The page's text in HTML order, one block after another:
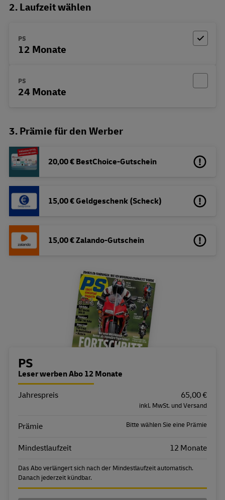
2. Laufzeit wählen
PS
12 Monate
PS
24 Monate
3. Prämie für den Werber
20,00 € BestChoice-Gutschein
15,00 € Geldgeschenk (Scheck)
15,00 € Zalando-Gutschein
Bestellübersicht
PS
Leser werben Abo 12 Monate
Eigenschaft
Jahrespreis 65,00 €
inkl. MwSt. und Versand
Prämie Bitte wählen Sie eine Prämie
Mindestlaufzeit 12 Monate
Das Abo verlängert sich nach der Mindestlaufzeit automatisch.
Danach jederzeit kündbar.